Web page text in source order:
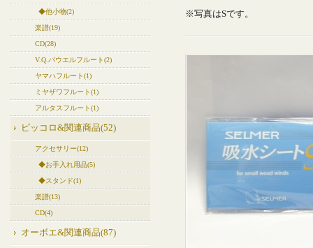
◆他小物(2)
楽譜(19)
CD(28)
V.Q.パウエルフルート(2)
ヤマハフルート(1)
ミヤザワフルート(1)
アルタスフルート(1)
ピッコロ&関連商品(52)
アクセサリー(12)
◆お手入れ用品(5)
◆スタンド(1)
楽譜(13)
CD(4)
オーボエ&関連商品(87)
※写真はSです。